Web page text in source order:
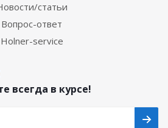
статьи
Вопрос-ответ
Holner-service
всегда в курсе!